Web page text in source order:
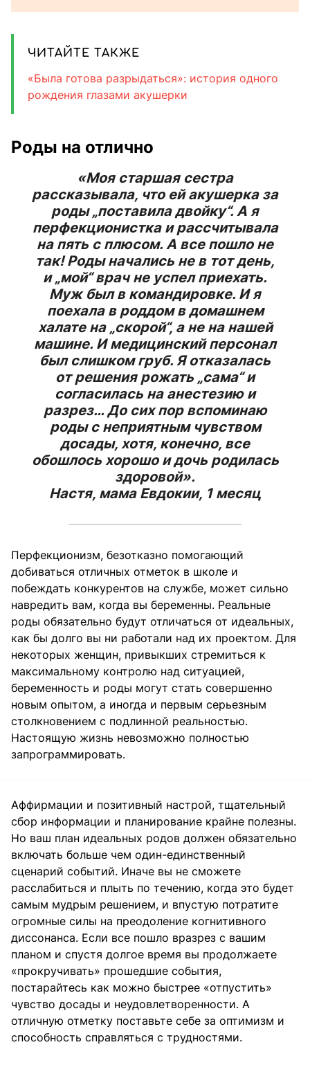
ЧИТАЙТЕ ТАКЖЕ
«Была готова разрыдаться»: история одного
рождения глазами акушерки
Роды на отлично
«Моя старшая сестра
рассказывала, что ей акушерка за
роды „поставила двойку“. А я
перфекционистка и рассчитывала
на пять с плюсом. А все пошло не
так! Роды начались не в тот день,
и „мой“ врач не успел приехать.
Муж был в командировке. И я
поехала в роддом в домашнем
халате на „скорой“, а не на нашей
машине. И медицинский персонал
был слишком груб. Я отказалась
от решения рожать „сама“ и
согласилась на анестезию и
разрез… До сих пор вспоминаю
роды с неприятным чувством
досады, хотя, конечно, все
обошлось хорошо и дочь родилась
здоровой».
Настя, мама Евдокии, 1 месяц
Перфекционизм, безотказно помогающий
добиваться отличных отметок в школе и
побеждать конкурентов на службе, может сильно
навредить вам, когда вы беременны. Реальные
роды обязательно будут отличаться от идеальных,
как бы долго вы ни работали над их проектом. Для
некоторых женщин, привыкших стремиться к
максимальному контролю над ситуацией,
беременность и роды могут стать совершенно
новым опытом, а иногда и первым серьезным
столкновением с подлинной реальностью.
Настоящую жизнь невозможно полностью
запрограммировать.
Аффирмации и позитивный настрой, тщательный
сбор информации и планирование крайне полезны.
Но ваш план идеальных родов должен обязательно
включать больше чем один-единственный
сценарий событий. Иначе вы не сможете
расслабиться и плыть по течению, когда это будет
самым мудрым решением, и впустую потратите
огромные силы на преодоление когнитивного
диссонанса. Если все пошло вразрез с вашим
планом и спустя долгое время вы продолжаете
«прокручивать» прошедшие события,
постарайтесь как можно быстрее «отпустить»
чувство досады и неудовлетворенности. А
отличную отметку поставьте себе за оптимизм и
способность справляться с трудностями.